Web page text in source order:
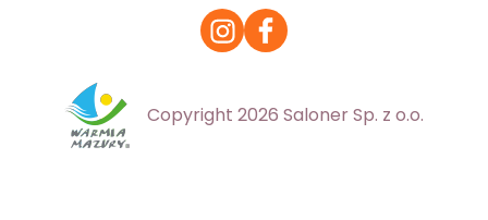
Copyright 2026 Saloner Sp. z o.o.